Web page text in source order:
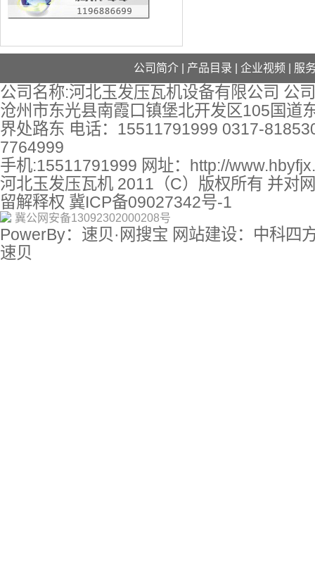
公司简介 产品目录 企业视频 服
公司名称:河北玉发压瓦机设备有限公司 公
沧州市东光县南霞口镇堡北开发区105国道
界处路东 电话：15511791999 0317-
7764999
手机:15511791999 网址： http://
河北玉发压瓦机 2011（C）版权所有 并对
留解释权 冀ICP备09027342号-1
冀公网安备13092302000208号
PowerBy：速贝·网搜宝 网站建设：中科四
速贝